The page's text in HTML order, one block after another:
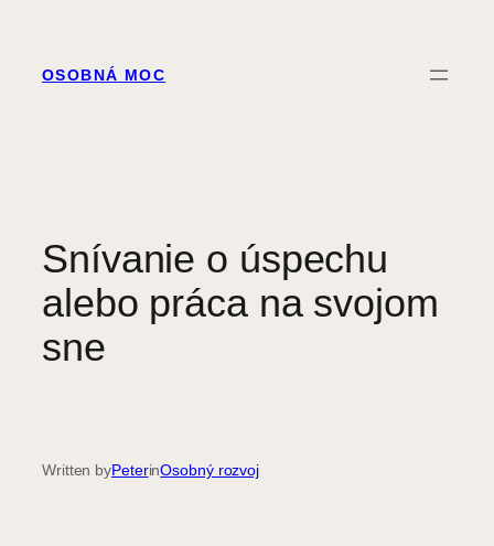
obsahOSOBNÁ MOC
Snívanie o úspechu
alebo práca na svojom
sne
Written byPeterinOsobný rozvoj